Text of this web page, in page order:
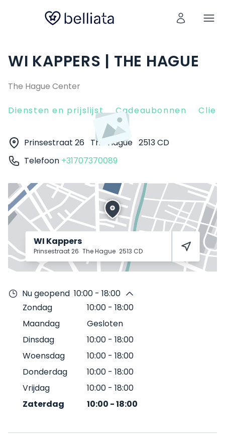
WI KAPPERS | THE HAGUE
The Hague Center
Diensten en prijslijst Cadeaubonnen
Prinsestraat 26 The Hague 2513 CD
Telefoon +31707370089
WI Kappers
Prinsestraat 26 The Hague 2513 CD
Nu geopend 10:00 - 18:00
Zondag
10:00 - 18:00
Maandag
Gesloten
Dinsdag
10:00 - 18:00
Woensdag
10:00 - 18:00
Donderdag
10:00 - 18:00
Vrijdag
10:00 - 18:00
Zaterdag
10:00 -18:00